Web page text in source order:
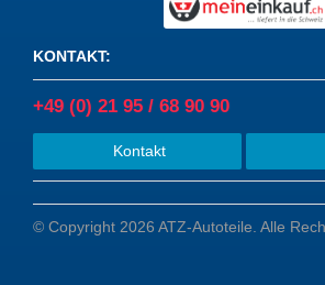
KONTAKT:
+49 (0) 21 95 / 68 90 90
Kontakt
© Copyright 2026 ATZ-Autoteile. Alle